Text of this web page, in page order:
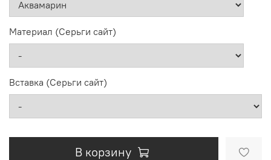
Материал (Серьги сайт)
Вставка (Серьги сайт)
В корзину